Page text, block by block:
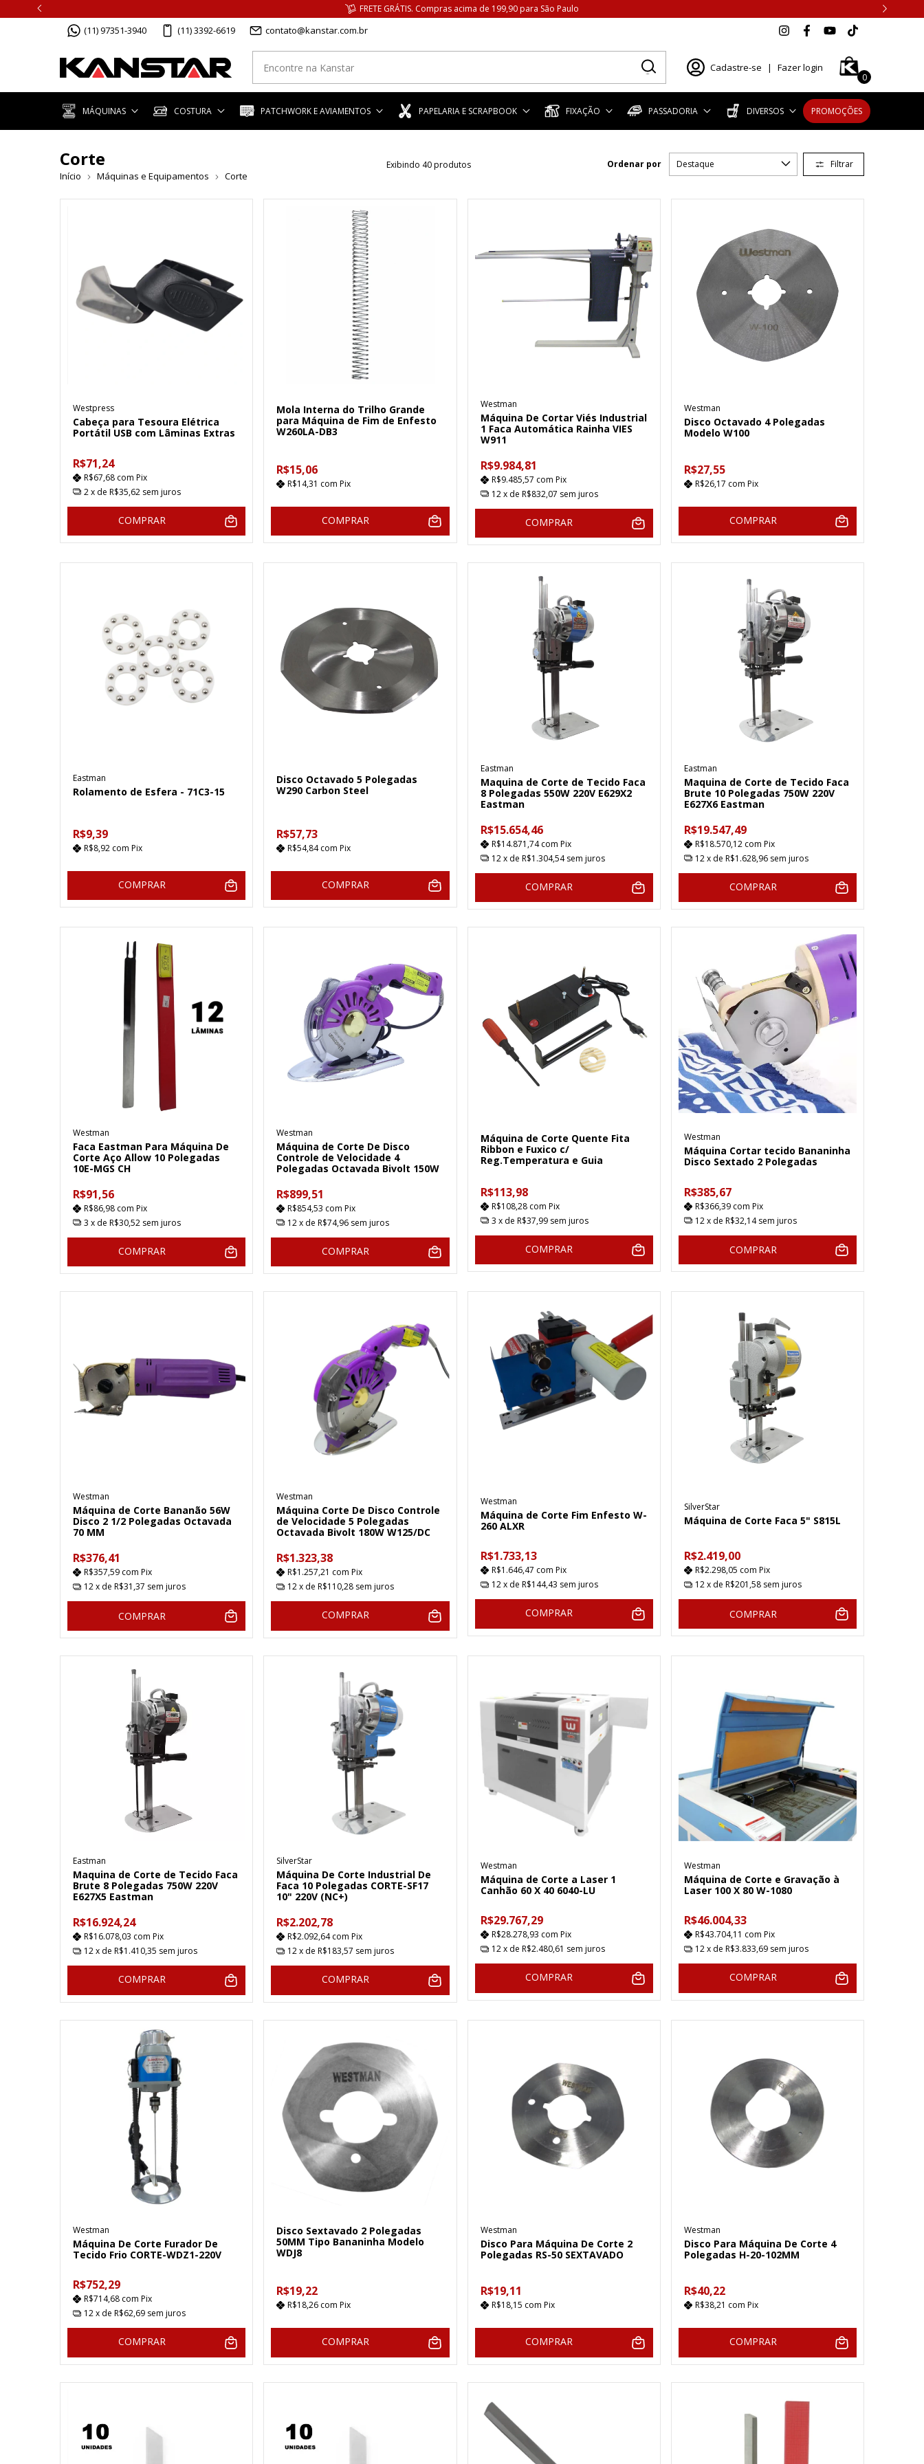
FRETE GRÁTIS. Compras acima de 199,90 para São Paulo
(11) 97351-3940 (11) 3392-6619 contato@kanstar.com.br
Cadastre-se | Fazer login
0
MÁQUINAS COSTURA PATCHWORK E AVIAMENTOS PAPELARIA E SCRAPBOOK FIXAÇÃO PASSADORIA DIVERSOS PROMOÇÕES
Corte
Início Máquinas e Equipamentos Corte
Exibindo 40 produtos Ordenar por Filtrar
Westpress
Cabeça para Tesoura Elétrica
Portátil USB com Lâminas Extras
R$71,24
R$67,68 com Pix
2x de R$35,62 sem juros
COMPRAR
Mola Interna do Trilho Grande
para Máquina de Fim de Enfesto
W260LA-DB3
R$15,06
R$14,31 com Pix
COMPRAR
Westman
Máquina De Cortar Viés Industrial
1 Faca Automática Rainha VIES
W911
R$9.984,81
R$9.485,57 com Pix
12 x de R$832,07 sem juros
COMPRAR
Westman
Disco Octavado 4 Polegadas
Modelo W100
R$27,55
R$26,17 com Pix
COMPRAR
Eastman
Rolamento de Esfera - 71C3-15
R$9,39
R$8,92 com Pix
COMPRAR
Disco Octavado 5 Polegadas
W290 Carbon Steel
R$57,73
R$54,84com Pix
COMPRAR
Eastman
Maquina de Corte de Tecido Faca
8 Polegadas 550W 220V E629X2
Eastman
R$15.654,46
R$14.871,74com Pix
12 x de R$1.304,54 sem juros
COMPRAR
Eastman
Maquina de Corte de Tecido Faca
Brute 10 Polegadas 750W 220V
E627X6 Eastman
R$19.547,49
R$18.570,12 com Pix
12x de R$1.628,96 sem juros
COMPRAR
Westman
Faca Eastman Para Máquina De
Corte Aço Allow 10 Polegadas
10E-MGS CH
R$91,56
R$86,98 com Pix
3 x de R$30,52 sem juros
COMPRAR
Westman
Máquina de Corte De Disco
Controle de Velocidade 4
Polegadas Octavada Bivolt 150W
R$899,51
R$854,53 com Pix
12x deR$74,96 sem juros
COMPRAR
Máquina de Corte Quente Fita
Ribbon e Fuxico c/
Reg.Temperatura e Guia
R$113,98
R$108,28 com Pix
3 x de R$37,99 sem juros
COMPRAR
Westman
Máquina Cortar tecido Bananinha
Disco Sextado 2 Polegadas
R$385,67
R$366,39 com Pix
12x de R$32,14 sem juros
COMPRAR
Westman
Máquina de Corte Bananão 56W
Disco 2 1/2 Polegadas Octavada
70 MM
R$376,41
R$357,59 com Pix
12x de R$31,37 sem juros
COMPRAR
Westman
Máquina Corte De Disco Controle
de Velocidade 5 Polegadas
Octavada Bivolt 180W W125/DC
R$1.323,38
R$1.257,21 com Pix
12x deR$110,28 sem juros
COMPRAR
Westman
Máquina de Corte Fim Enfesto W-
260 ALXR
R$1.733,13
R$1.646,47 com Pix
12 x de R$144,43 sem juros
COMPRAR
SilverStar
Máquina de Corte Faca 5" S815L
R$2.419,00
R$2.298,05 com Pix
12x de R$201,58 sem juros
COMPRAR
Eastman
Maquina de Corte de Tecido Faca
Brute 8 Polegadas 750W 220V
E627X5 Eastman
R$16.924,24
R$16.078,03 com Pix
12x de R$1.410,35 sem juros
COMPRAR
SilverStar
Máquina De Corte Industrial De
Faca 10 Polegadas CORTE-SF17
10" 220V (NC+)
R$2.202,78
R$2.092,64com Pix
12x deR$183,57 sem juros
COMPRAR
Westman
Máquina de Corte a Laser 1
Canhão 60 X 40 6040-LU
R$29.767,29
R$28.278,93 com Pix
12 x de R$2.480,61 sem juros
COMPRAR
Westman
Máquina de Corte e Gravação à
Laser 100 X 80 W-1080
R$46.004,33
R$43.704,11 com Pix
12x de R$3.833,69 sem juros
COMPRAR
Westman
Máquina De Corte Furador De
Tecido Frio CORTE-WDZ1-220V
R$752,29
R$714,68 com Pix
12x de R$62,69 sem juros
COMPRAR
Disco Sextavado 2 Polegadas
50MM Tipo Bananinha Modelo
WDJ8
R$19,22
R$18,26 com Pix
COMPRAR
Westman
Disco Para Máquina De Corte 2
Polegadas RS-50 SEXTAVADO
R$19,11
R$18,15 com Pix
COMPRAR
Westman
Disco Para Máquina De Corte 4
Polegadas H-20-102MM
R$40,22
R$38,21 com Pix
COMPRAR